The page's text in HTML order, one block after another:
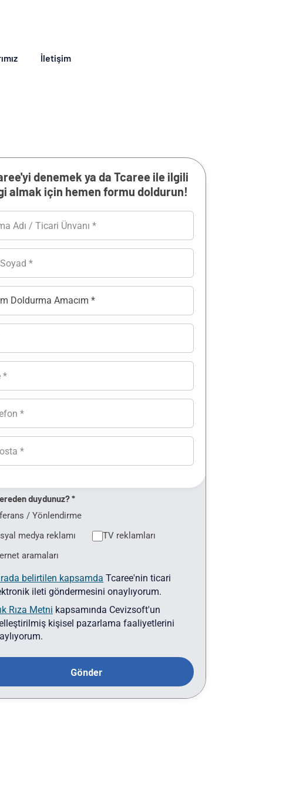
İletişim
denemek ya da Tcaree ile ilgili
almak için hemen formu doldurun!
duydunuz? *
/ Yönlendirme
medya reklamı
TV reklamları
aramaları
belirtilen kapsamda Tcaree'nin ticari
ileti göndermesini onaylıyorum.
Rıza Metni kapsamında Cevizsoft'un
kişisel pazarlama faaliyetlerini